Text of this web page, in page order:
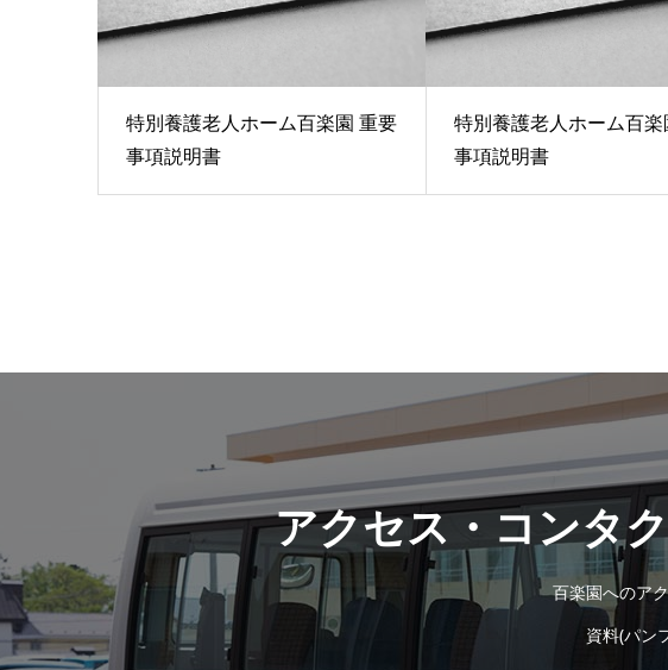
特別養護老人ホーム百楽園 重要
事項説明書
特別養護老人ホーム百
事項説明書
アクセス・コンタ
百楽園へのア
資料(パン